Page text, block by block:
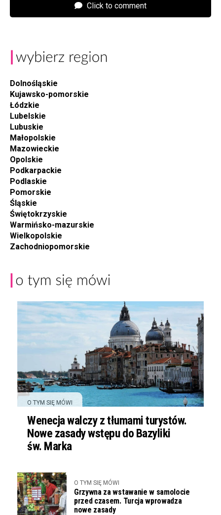
Click to comment
Dolnośląskie
Kujawsko-pomorskie
Łódzkie
Lubelskie
Lubuskie
Małopolskie
Mazowieckie
Opolskie
Podkarpackie
Podlaskie
Pomorskie
Śląskie
Świętokrzyskie
Warmińsko-mazurskie
Wielkopolskie
Zachodniopomorskie
O TYM SIĘ MÓWI
Wenecja walczy z tłumami turystów.
Nowe zasady wstępu do Bazyliki
św. Marka
O TYM SIĘ MÓWI
Grzywna za wstawanie w samolocie
przed czasem. Turcja wprowadza
nowe zasady